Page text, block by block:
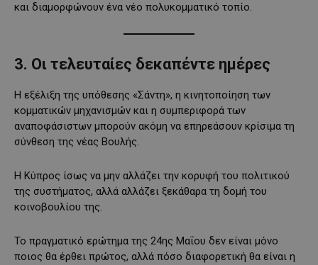
και διαμορφώνουν ένα νέο πολυκομματικό τοπίο.
3. Οι τελευταίες δεκαπέντε ημέρες
Η εξέλιξη της υπόθεσης «Σάντη», η κινητοποίηση των
κομματικών μηχανισμών και η συμπεριφορά των
αναποφάσιστων μπορούν ακόμη να επηρεάσουν κρίσιμα τη
σύνθεση της νέας Βουλής.
Η Κύπρος ίσως να μην αλλάζει την κορυφή του πολιτικού
της συστήματος, αλλά αλλάζει ξεκάθαρα τη δομή του
κοινοβουλίου της.
Το πραγματικό ερώτημα της 24ης Μαΐου δεν είναι μόνο
ποιος θα έρθει πρώτος, αλλά πόσο διαφορετική θα είναι η